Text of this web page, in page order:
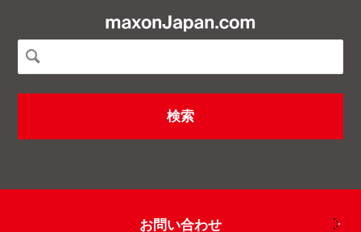
お問い合わせ